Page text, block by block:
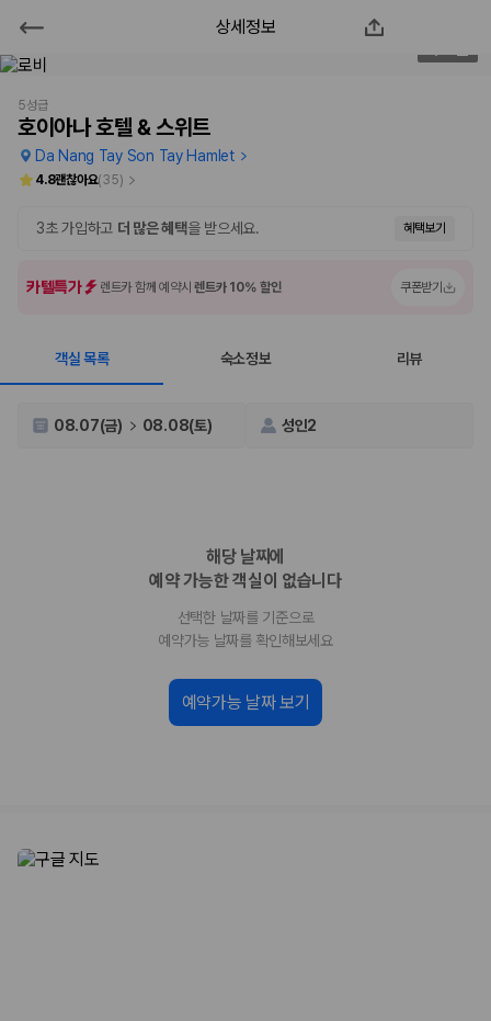
호이아나 호텔 & 스위트
2000만 이용고객이 선택한 제주 렌트카 가격비교 플랫폼
제주렌트카 가격비교는 카모아에서 한 번에
제주도 렌트카는 업체마다 차량 가격, 보험 조건, 면책금, 보상 한도, 인수
장소, 취소 규정이 다릅니다. 카모아는 여러 제주 렌트카 업체의 조건을 한
경차, 소형, 준중형, 중형, SUV, 승합차 등 여행
인원에 맞는 차종별 가격을 비교합니다.
제주공항 인수 조건 비교: 셔틀 이동, 인수 위치, 반납 편의성을 함께
비교 후 원하는 차량을 바로 예약할 수 있습니다.
제주렌트카 실시간 가격비교 바로가기
제주렌트카 최저가는 차량 기본요금만으로 판단하기 어렵습니다. 보험 포
상세정보
5성급
호이아나 호텔 & 스위트
Da Nang Tay Son Tay Hamlet
4.8괜찮아요(35)
3초 가입하고 더 많은 혜택을 받으세요. 혜택보기
카텔특가 렌트카 함께 예약시렌트카 10% 할인 쿠폰받기
객실 목록 숙소정보 리뷰
08.07(금) 08.08(토) 성인2
해당 날짜에
예약 가능한 객실이 없습니다
선택한 날짜를 기준으로
예약가능 날짜를 확인해보세요
예약가능 날짜 보기